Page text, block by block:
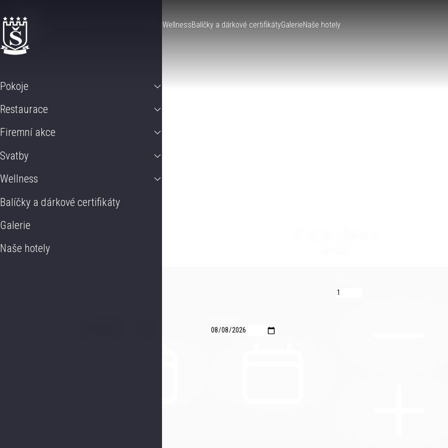
SvatbyWellnessBalíčky a dárkové certifikátyGalerieNaše hotely
Pokoje
Restaurace
Firemní akce
Svatby
Wellness
Balíčky a dárkové certifikáty
Galerie
Naše hotely